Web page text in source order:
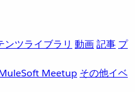
ンツライブラリ 動画記事 プ
Meetup その他イベ